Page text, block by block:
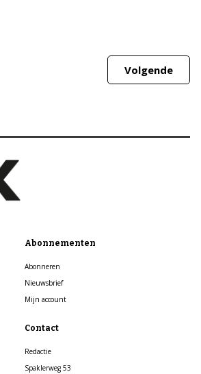
Volgende
Abonnementen
Abonneren
Nieuwsbrief
Mijn account
Contact
Redactie
Spaklerweg 53